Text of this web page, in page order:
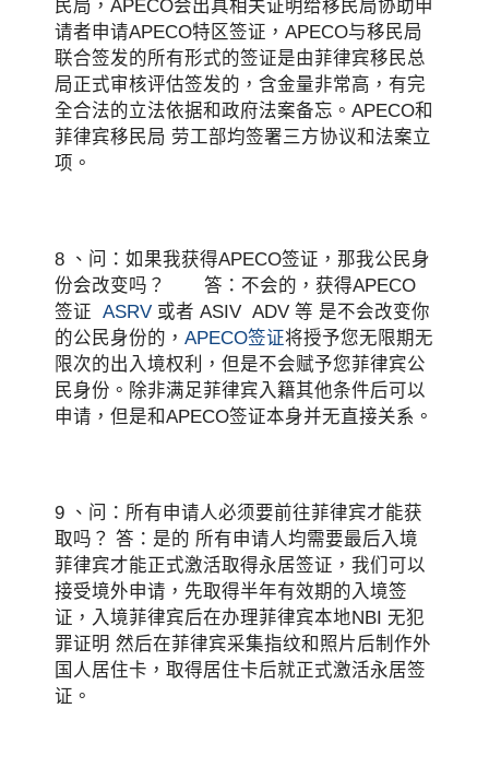
民局，APECO会出具相关证明给移民局协助申
请者申请APECO特区签证，APECO与移民局
联合签发的所有形式的签证是由菲律宾移民总
局正式审核评估签发的，含金量非常高，有完
全合法的立法依据和政府法案备忘。APECO和
菲律宾移民局 劳工部均签署三方协议和法案立
项。
8 、问：如果我获得APECO签证，那我公民身
份会改变吗？ 答：不会的，获得APECO
签证ASRV 或者 ASIV ADV 等 是不会改变你
的公民身份的，APECO签证将授予您无限期无
限次的出入境权利，但是不会赋予您菲律宾公
民身份。除非满足菲律宾入籍其他条件后可以
申请，但是和APECO签证本身并无直接关系。
9 、问：所有申请人必须要前往菲律宾才能获
取吗？ 答：是的 所有申请人均需要最后入境
菲律宾才能正式激活取得永居签证，我们可以
接受境外申请，先取得半年有效期的入境签
证，入境菲律宾后在办理菲律宾本地NBI 无犯
罪证明 然后在菲律宾采集指纹和照片后制作外
国人居住卡，取得居住卡后就正式激活永居签
证。